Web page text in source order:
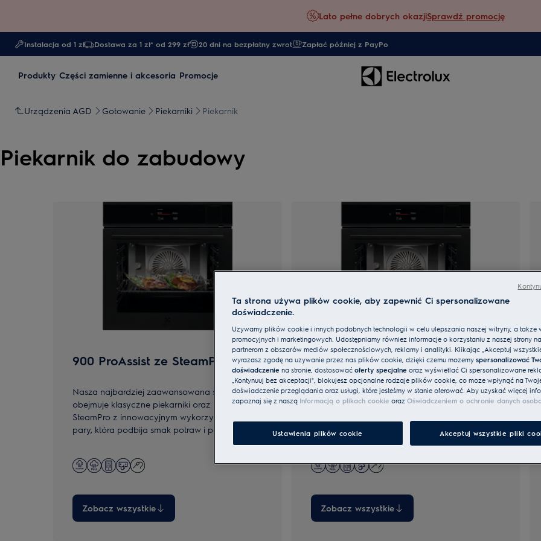
Lato pełne dobrych okazjiSprawdź promocję
Instalacja od 1 zł Dostawa za 1 zł* od 299 zł 20 dni na bezpłatny zwrot Zapłać później z PayPo
Produkty Części zamienne i akcesoria Promocje
Urządzenia AGD Gotowanie Piekarniki Piekarnik
Piekarnik do zabudowy
900 ProAssist ze SteamPro
Nasza najbardziej zaawansowana seria
obejmuje klasyczne piekarniki oraz modele
SteamPro z innowacyjnym wykorzystaniem
pary, która podbija smak potraw i pozwala
dostęp do ulubionych programów.
Zobacz wszystkie
800 MealAssist ze SteamPro
Piekarniki z serii 800 z parą SteamPro ułatwiają
pieczenie, gotowanie i przygotowywanie dań
zdrowszymi, smaczniejszymi posiłkami. Modele
z funkcją sous-vide zapewniają wyjątkowe
Zobacz wszystkie
Ta strona używa plików cookie, aby zapewnić Ci spersonalizowane
doświadczenie.
Używamy plików cookie i innych podobnych technologii w celu ulepszania naszej witryny, a także
promocyjnych i marketingowych. Udostępniamy również informacje o korzystaniu z naszej strony
partnerom z obszarów mediów społecznościowych, reklamy i analityki. Klikając „Akceptuj
wyrażasz zgodę na używanie przez nas plików cookie, dzięki czemu możemy spersonalizować
doświadczenie na stronie, dostosować oferty specjalne oraz wyświetlać Ci spersonalizowane
„Kontynuuj bez akceptacji", blokujesz opcjonalne rodzaje plików cookie, co może wpłynąć na
doświadczenie przeglądania oraz usługi, które jesteśmy w stanie oferować. Aby uzyskać więcej
zapoznaj się z naszą Informacją o plikach cookie oraz Oświadczeniem o ochronie danych
Ustawienia plików cookie Akceptuj wszystkie pliki